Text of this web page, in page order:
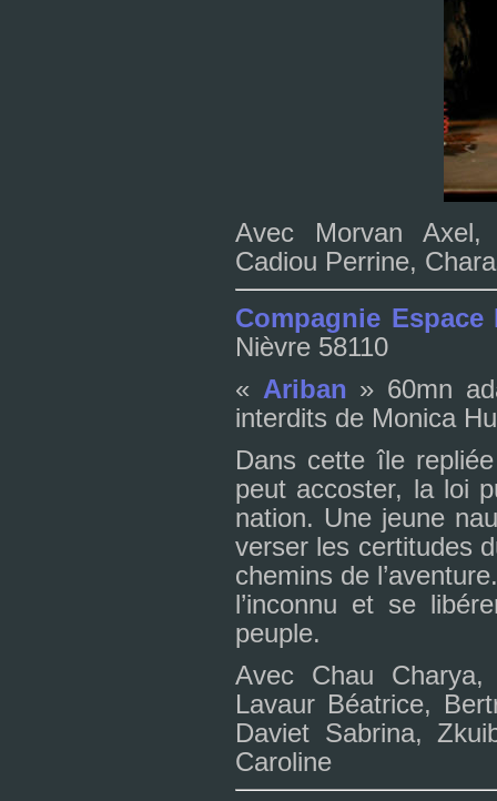
Avec Morvan Axel,
Cadiou Perrine,
Compagnie Espace
Nièvre 58110
« Ariban » 60mn
inter­dits de Monica
Dans cette île
peut accos­ter, la loi
na­tion. Une jeune
ver­ser les cer­ti­tu­des
che­mins de
l’inconnu et se
peu­ple.
Avec Chau
Lavaur Béatrice,
Daviet Sabrina,
Caroline